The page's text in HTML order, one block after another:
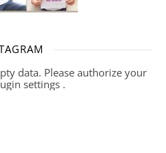
data. Please authorize your
settings .